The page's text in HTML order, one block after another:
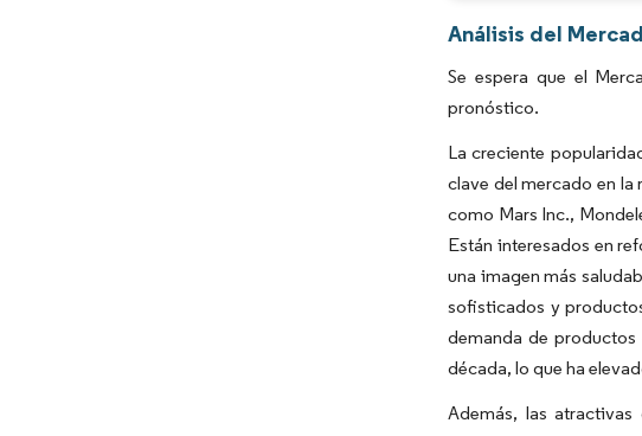
Análisis del
Se espera que el
pronóstico.
La creciente
clave del mercado en
como Mars Inc.,
Están interesados en
una imagen más
sofisticados y
demanda de
década, lo que ha
Además, las